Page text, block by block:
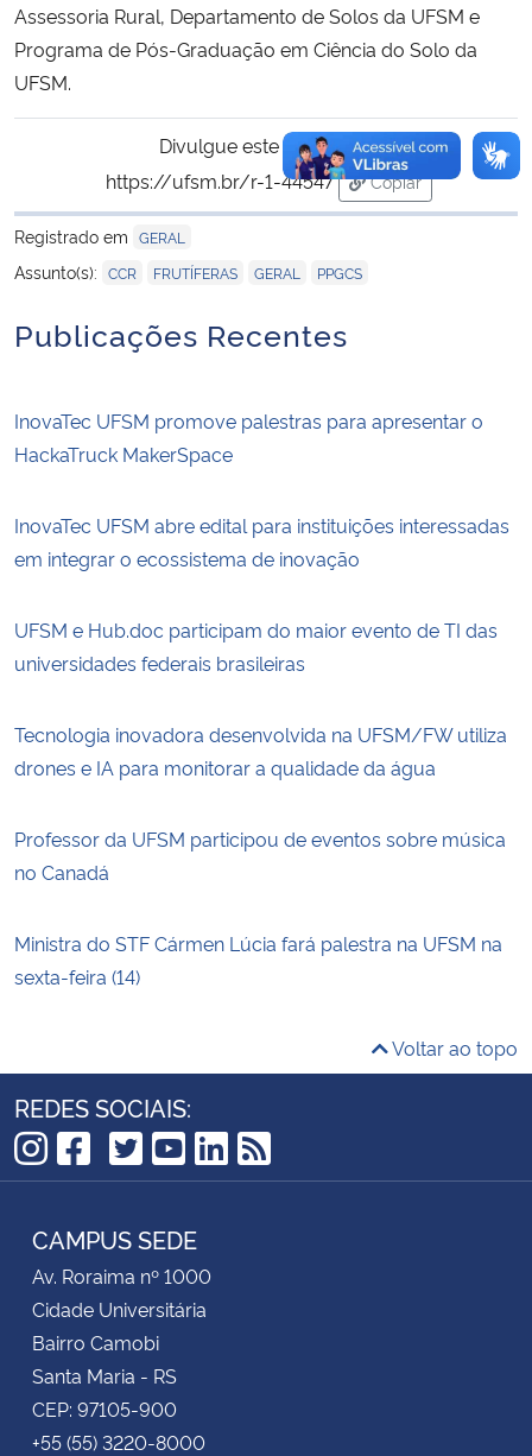
Assessoria Rural, Departamento de Solos da UFSM e
Programa de Pós-Graduação em Ciência do Solo da
UFSM.
Divulgue este conteúdo:
https://ufsm.br/r-1-44547
Copiar
para área de
Registrado em GERAL
Assunto(s): CCR FRUTÍFERAS GERAL PPGCS
Publicações Recentes
InovaTec UFSM promove palestras para apresentar o
HackaTruck MakerSpace
InovaTec UFSM abre edital para instituições interessadas
em integrar o ecossistema de inovação
UFSM e Hub.doc participam do maior evento de TI das
universidades federais brasileiras
Tecnologia inovadora desenvolvida na UFSM/FW utiliza
drones e IA para monitorar a qualidade da água
Professor da UFSM participou de eventos sobre música
no Canadá
Ministra do STF Cármen Lúcia fará palestra na UFSM na
sexta-feira (14)
Voltar ao topo
REDES SOCIAIS:
Instagram
Facebook
TikTok
Twitter
YouTube
LinkedIn
RSS
CAMPUS SEDE
Av. Roraima nº 1000
Cidade Universitária
Bairro Camobi
Santa Maria - RS
CEP: 97105-900
+55 (55) 3220-8000